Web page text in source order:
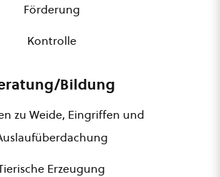
Förderung
Kontrolle
Bildung
zu Weide, Eingriffen und
Erzeugung